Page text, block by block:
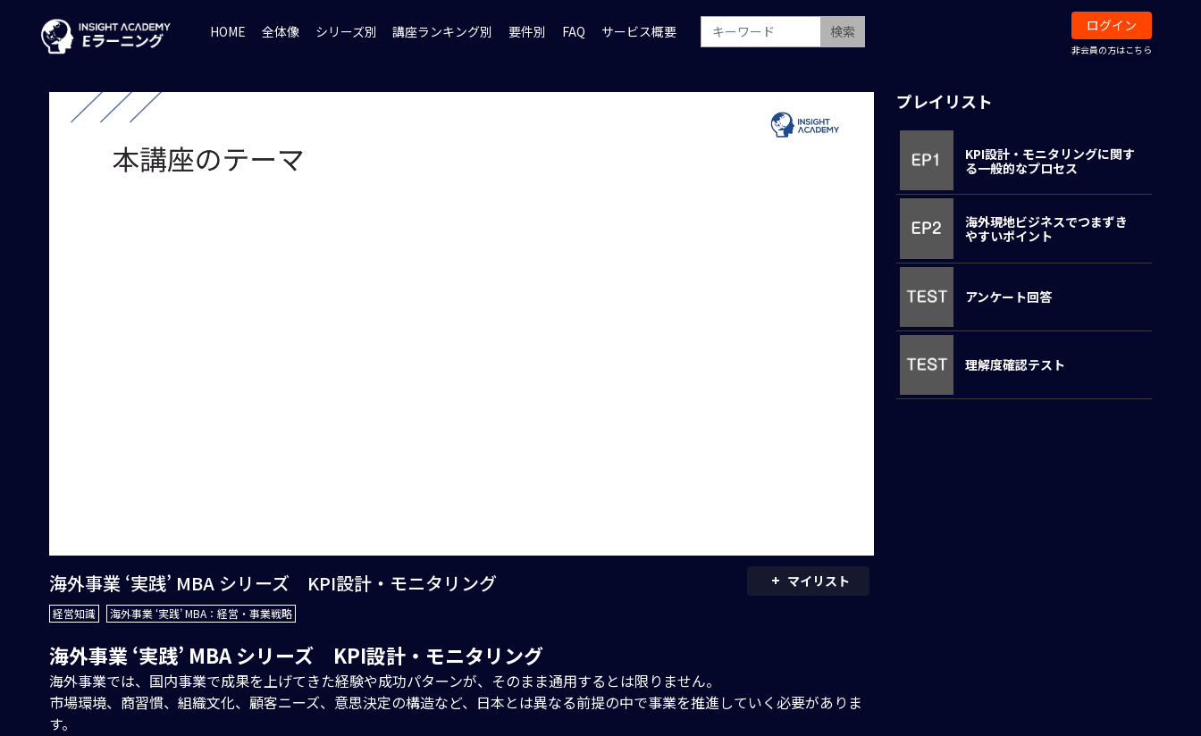
HOME 全体像 シリーズ別 講座ランキング別 要件別 FAQ サービス概要 検索 ログイン
非会員の方はこちら
+ マイリスト
海外事業 ‘実践’ MBA シリーズ KPI設計・モニタリング
経営知識 海外事業 ‘実践’ MBA：経営・事業戦略
海外事業 ‘実践’ MBA シリーズ KPI設計・モニタリング
海外事業では、国内事業で成果を上げてきた経験や成功パターンが、そのまま通用するとは限りません。
市場環境、商習慣、組織文化、顧客ニーズ、意思決定の構造など、日本とは異なる前提の中で事業を推進していく必要がありま
す。
プレイリスト
KPI設計・モニタリングに関す
る一般的なプロセス
海外現地ビジネスでつまずき
やすいポイント
アンケート回答
理解度確認テスト